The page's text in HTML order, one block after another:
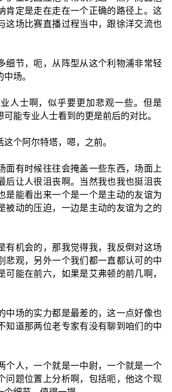
肯定是走在走在一个正确的路径上。这
这场比赛直播过程当中，跟徐洋交流也
细节，呃，从阵型从这个利物浦非常轻
场。
人士啊，似乎要更加悲观一些。但是
能专业人士看到的更是前后的对比。
个阿尔特塔，嗯，之前。
面有时候往往会掩盖一些东西，场面上
后让人很沮丧啊。当然我也我也挺沮丧
是能看出来一个是一个是主动的友谊为
被动的压迫，一边是主动的友谊为之的
有机会的，那我觉得我，我反倒对这场
悲观，另外一个我们都一直都认可的中
可能在前六，如果是艾弗顿的前几啊，
中场的实力都是最差的，这一点好像也
知道那两位老专家有没有聊到咱们的中
个人，一个就是一中尉，一个就是一个
问题位置上分析啊，包括呃，他这个现